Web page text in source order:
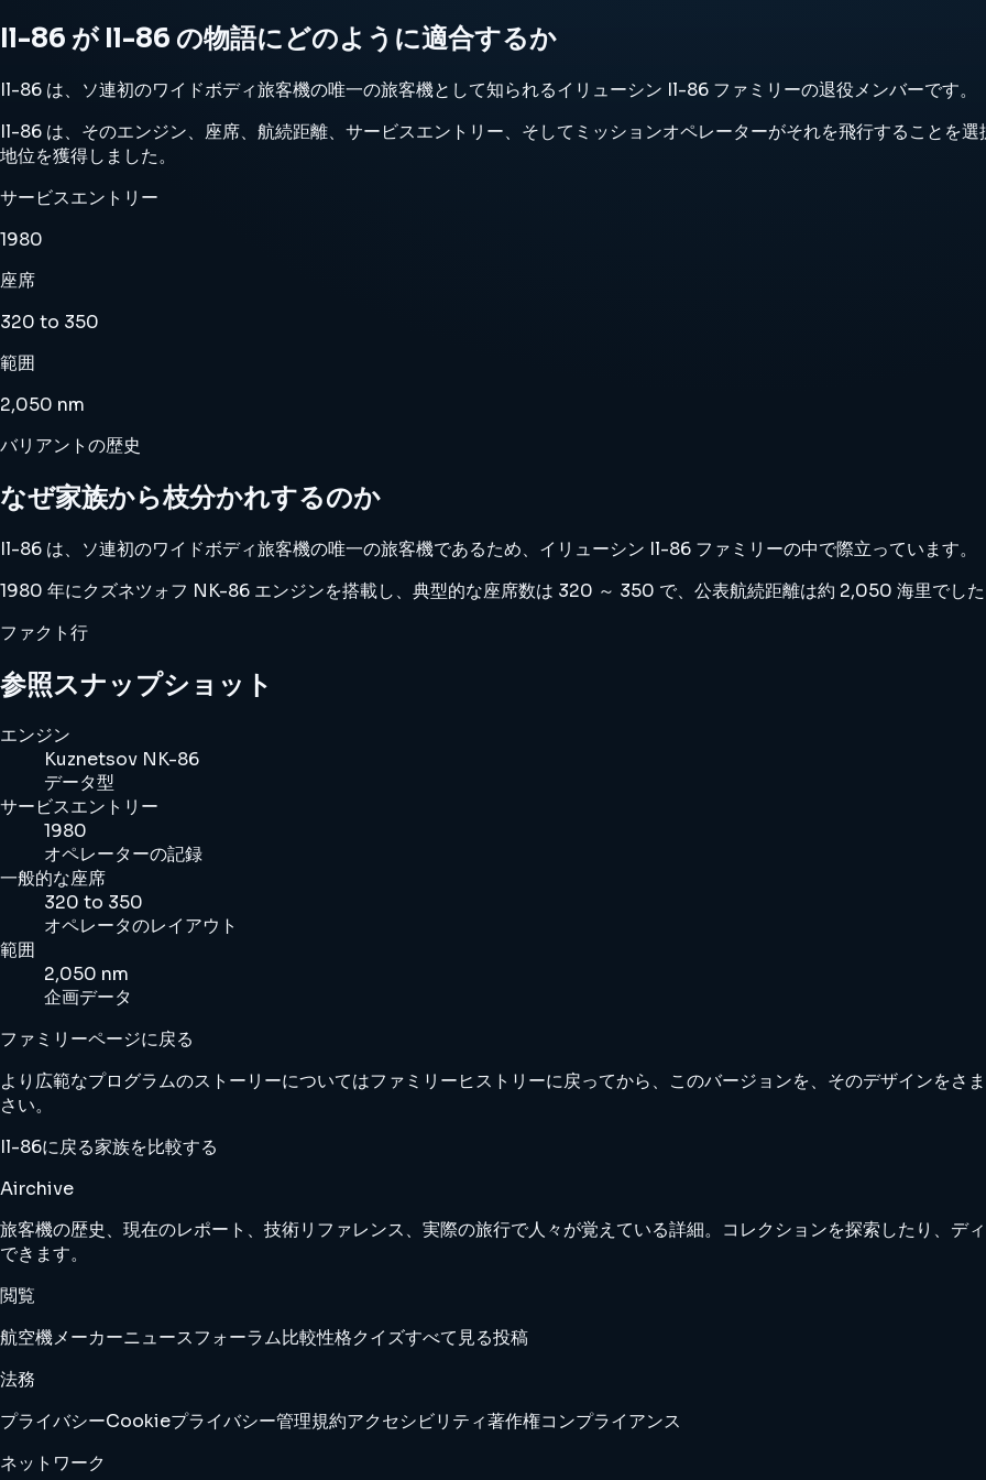
Il-86 が Il-86 の物語にどのように適合するか
Il-86 は、ソ連初のワイドボディ旅客機の唯一の旅客機として知られるイリューシン Il-86 ファミリーの退役メンバーです。
Il-86 は、そのエンジン、座席、航続距離、サービスエントリー、そしてミッションオペレーターがそれを飛行すること
地位を獲得しました。
サービスエントリー
1980
座席
320 to 350
範囲
2,050 nm
バリアントの歴史
なぜ家族から枝分かれするのか
Il-86 は、ソ連初のワイドボディ旅客機の唯一の旅客機であるため、イリューシン Il-86 ファミリーの中で際立っています。
1980 年にクズネツォフ NK-86 エンジンを搭載し、典型的な座席数は 320 ～ 350 で、公表航続距離は約 2,050 海里でし
ファクト行
参照スナップショット
エンジン
Kuznetsov NK-86
データ型
サービスエントリー
1980
オペレーターの記録
一般的な座席
320 to 350
オペレータのレイアウト
範囲
2,050 nm
企画データ
ファミリーページに戻る
より広範なプログラムのストーリーについてはファミリーヒストリーに戻ってから、このバージョンを、そのデザインをさ
さい。
Il-86に戻る家族を比較する
Airchive
旅客機の歴史、現在のレポート、技術リファレンス、実際の旅行で人々が覚えている詳細。コレクションを探索したり、デ
できます。
閲覧
航空機メーカーニュースフォーラム比較性格クイズすべて見る投稿
法務
プライバシーCookieプライバシー管理規約アクセシビリティ著作権コンプライアンス
ネットワーク